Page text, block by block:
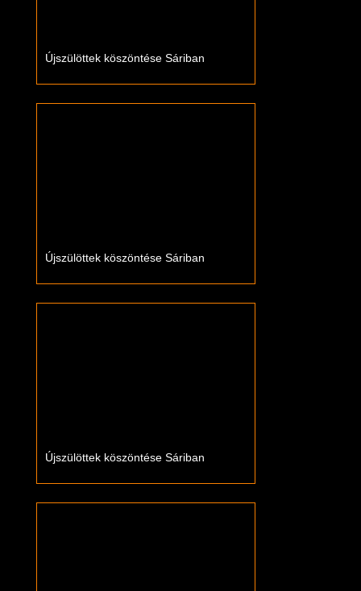
Újszülöttek köszöntése Sáriban
Újszülöttek köszöntése Sáriban
Újszülöttek köszöntése Sáriban